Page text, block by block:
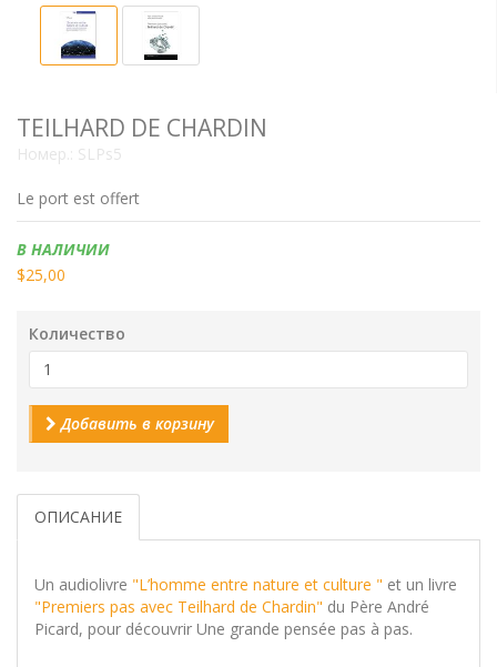
TEILHARD DE CHARDIN
Номер.: SLPs5
Le port est offert
Наличие:
В НАЛИЧИИ
$25,00
Количество
Добавить в корзину
ОПИСАНИЕ
Un audiolivre "L’homme entre nature et culture " et un livre
"Premiers pas avec Teilhard de Chardin" du Père André
Picard, pour découvrir Une grande pensée pas à pas.